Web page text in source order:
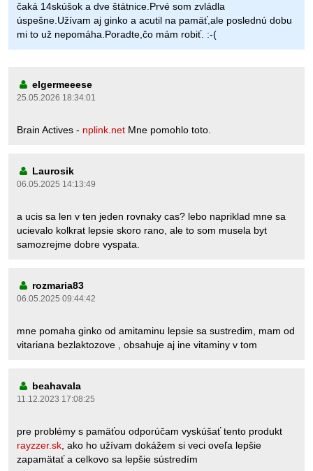
čaká 14skúšok a dve štátnice.Prvé som zvládla
úspešne.Užívam aj ginko a acutil na pamäť,ale poslednú dobu
mi to už nepomáha.Poradte,čo mám robiť. :-(
elgermeeese
25.05.2026 18:34:01
Brain Actives - nplink.net Mne pomohlo toto.
Laurosik
06.05.2025 14:13:49
a ucis sa len v ten jeden rovnaky cas? lebo napriklad mne sa
ucievalo kolkrat lepsie skoro rano, ale to som musela byt
samozrejme dobre vyspata.
rozmaria83
06.05.2025 09:44:42
mne pomaha ginko od amitaminu lepsie sa sustredim, mam od
vitariana bezlaktozove , obsahuje aj ine vitaminy v tom
beahavala
11.12.2023 17:08:25
pre problémy s pamäťou odporúčam vyskúšať tento produkt
rayzzer.sk , ako ho užívam dokážem si veci oveľa lepšie
zapamätať a celkovo sa lepšie sústredím